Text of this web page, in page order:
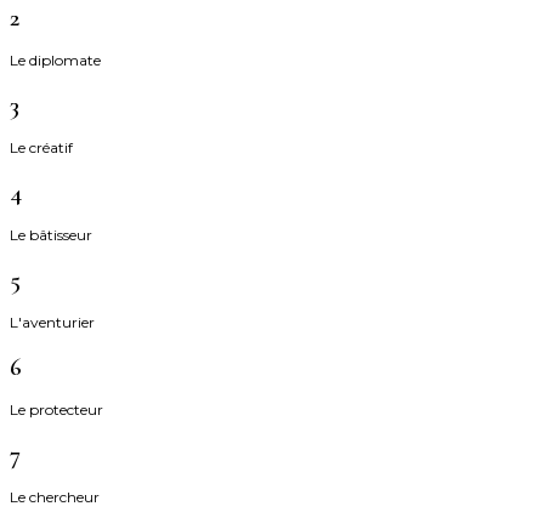
2
Le diplomate
3
Le créatif
4
Le bâtisseur
5
L'aventurier
6
Le protecteur
7
Le chercheur